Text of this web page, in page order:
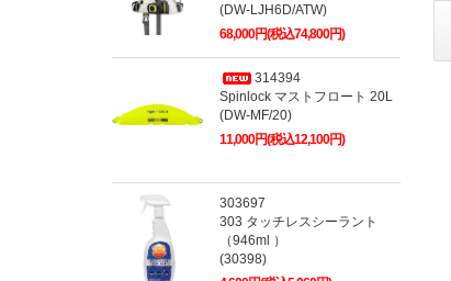
(DW-LJH6D/ATW)
68,000円(税込74,800円)
314394
Spinlock マストフロート 20L
(DW-MF/20)
11,000円(税込12,100円)
303697
303 タッチレスシーラント
（946ml ）
(30398)